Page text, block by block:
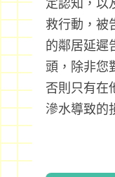
定認知，以
救行動，被
的鄰居延遲
頭，除非您
否則只有在
滲水導致的